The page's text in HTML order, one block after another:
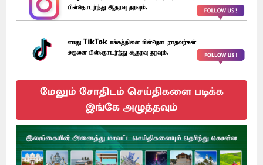
மேலும் சோதிடம் செய்திகளை படிக்க
இங்கே அழுத்தவும்